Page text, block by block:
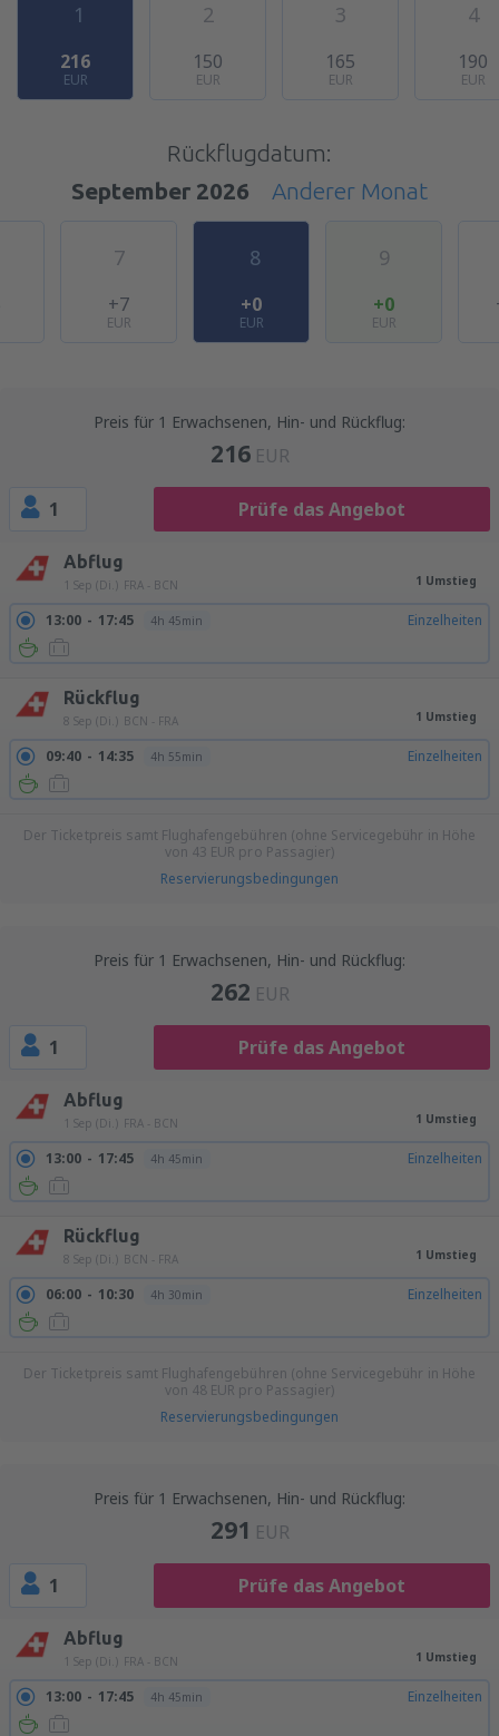
1
216
EUR
2
150
EUR
3
165
EUR
4
190
EUR
Rückflugdatum:
September 2026
Anderer Monat
7
+7
EUR
8
+0
EUR
9
+0
EUR
Preis für 1 Erwachsenen, Hin- und Rückflug:
216 EUR
1 Prüfe das Angebot
Abflug
1 Sep (Di.) FRA - BCN 1 Umstieg
13:00 17:45 4h 45min Einzelheiten
Rückflug
8 Sep (Di.) BCN - FRA 1 Umstieg
09:40 14:35 4h 55min Einzelheiten
Der Ticketpreis samt Flughafengebühren (ohne Servicegebühr in Höhe
von 43 EUR pro Passagier)
Reservierungsbedingungen
Preis für 1 Erwachsenen, Hin- und Rückflug:
262 EUR
1 Prüfe das Angebot
Abflug
1 Sep (Di.) FRA - BCN 1 Umstieg
13:00 17:45 4h 45min Einzelheiten
Rückflug
8 Sep (Di.) BCN - FRA 1 Umstieg
06:00 10:30 4h 30min Einzelheiten
Der Ticketpreis samt Flughafengebühren (ohne Servicegebühr in Höhe
von 48 EUR pro Passagier)
Reservierungsbedingungen
Preis für 1 Erwachsenen, Hin- und Rückflug:
291 EUR
1 Prüfe das Angebot
Abflug
1 Sep (Di.) FRA - BCN 1 Umstieg
13:00 17:45 4h 45min Einzelheiten